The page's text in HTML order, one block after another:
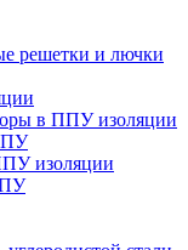
решетки и лючки
в ППУ изоляции
изоляции